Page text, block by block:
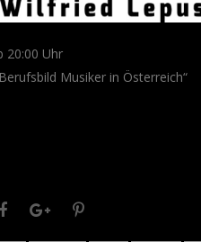
20:00 Uhr
Musiker in Österreich“